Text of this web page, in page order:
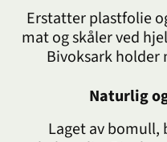
Erstatter plastfolie
mat og skåler ved
Bivoksark holder
Naturlig
Laget av bomull,